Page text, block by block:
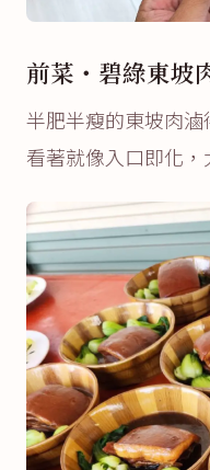
前菜・碧綠東坡
半肥半瘦的東坡肉滷
看著就像入口即化，